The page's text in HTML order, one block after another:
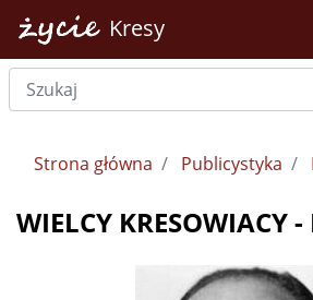
Kresy
Strona główna Publicystyka
WIELCY KRESOWIACY -